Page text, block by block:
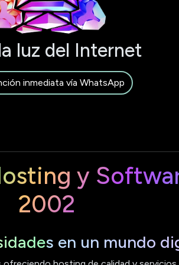
luz del Internet
inmediata vía WhatsApp
y
2002
en un mundo